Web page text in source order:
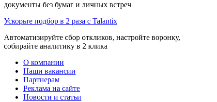
документы без бумаг и личных встреч
Ускорьте подбор в 2 раза с Talantix
Автоматизируйте сбор откликов, настройте воронку,
собирайте аналитику в 2 клика
О компании
Наши вакансии
Партнерам
Реклама на сайте
Новости и статьи